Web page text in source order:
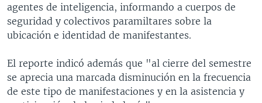
agentes de inteligencia, informando a cuerpos de
seguridad y colectivos paramiltares sobre la
ubicación e identidad de manifestantes.
El reporte indicó además que "al cierre del semestre
se aprecia una marcada disminución en la frecuencia
de este tipo de manifestaciones y en la asistencia y